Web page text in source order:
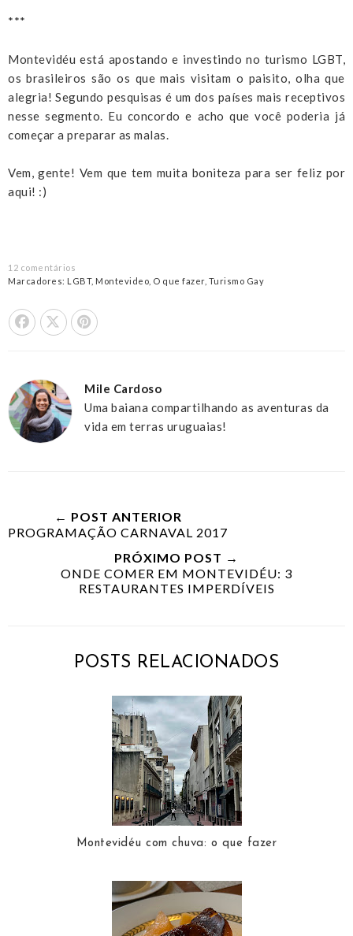
***
Montevidéu está apostando e investindo no turismo LGBT,
os brasileiros são os que mais visitam o paisito, olha que
alegria! Segundo pesquisas é um dos países mais receptivos
nesse segmento. Eu concordo e acho que você poderia já
começar a preparar as malas.
Vem, gente! Vem que tem muita boniteza para ser feliz por
aqui! :)
12 comentários
Marcadores: LGBT, Montevideo O que fazer, Turismo Gay
Share On Facebook
Tweet This
Mile Cardoso
Uma baiana compartilhando as aventuras da
vida em terras uruguaias!
← POST ANTERIOR
PROGRAMAÇÃO CARNAVAL 2017
PRÓXIMO POST →
ONDE COMER EM MONTEVIDÉU: 3
RESTAURANTES IMPERDÍVEIS
POSTS RELACIONADOS
Montevidéu com chuva: o que fazer